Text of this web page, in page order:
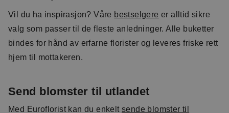
Vil du ha inspirasjon? Våre bestselgere er alltid sikre
valg som passer til de fleste anledninger. Alle buketter
bindes for hånd av erfarne florister og leveres friske rett
hjem til mottakeren.
Send blomster til utlandet
Med Euroflorist kan du enkelt sende blomster til